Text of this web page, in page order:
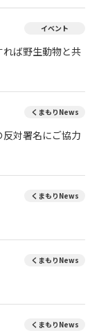
イベント
れば野生動物と共
くまもりNews
対署名にご協力
くまもりNews
くまもりNews
くまもりNews